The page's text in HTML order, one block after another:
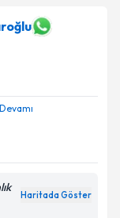
belirtilen
Devamı
Haritada Göster